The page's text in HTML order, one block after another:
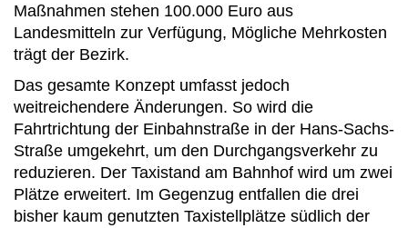
Maßnahmen stehen 100.000 Euro aus
Landesmitteln zur Verfügung, Mögliche Mehrkosten
trägt der Bezirk.
Das gesamte Konzept umfasst jedoch
weitreichendere Änderungen. So wird die
Fahrtrichtung der Einbahnstraße in der Hans-Sachs-
Straße umgekehrt, um den Durchgangsverkehr zu
reduzieren. Der Taxistand am Bahnhof wird um zwei
Plätze erweitert. Im Gegenzug entfallen die drei
bisher kaum genutzten Taxistellplätze südlich der